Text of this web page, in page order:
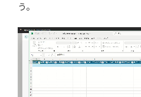
う。